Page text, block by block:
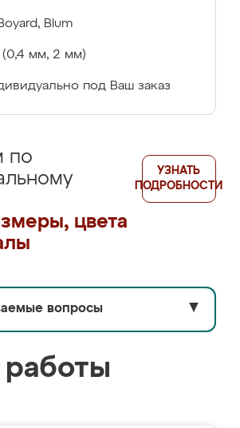
Blum
(0,4 мм, 2 мм)
под Ваш заказ
по
цвета
УЗНАТЬ
ПОДРОБНОСТИ
вопросы ▼